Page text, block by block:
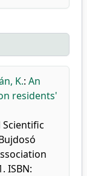
K.: An
residents'
ISBN: